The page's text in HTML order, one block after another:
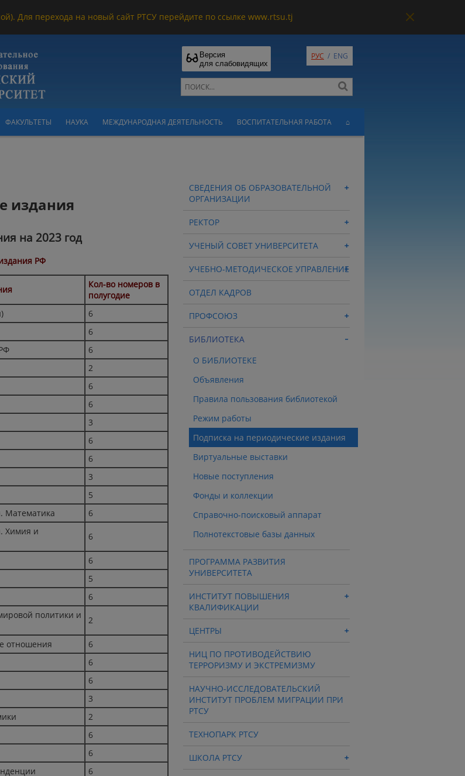
Для перехода на новый сайт РТСУ перейдите по ссылке www.rtsu.tj
Версия
для слабовидящих
РУС / ENG
ФАКУЛЬТЕТЫ НАУКА МЕЖДУНАРОДНАЯ ДЕЯТЕЛЬНОСТЬ ВОСПИТАТЕЛЬНАЯ РАБОТА ⌂
издания
на 2023 год
РФ
Кол-во номеров в
полугодие
6
6
6
2
6
6
3
6
6
3
5
Математика 6
Химия и
6
6
5
6
политики и
2
отношения
6
6
6
3
2
6
6
6
СВЕДЕНИЯ ОБ ОБРАЗОВАТЕЛЬНОЙ
ОРГАНИЗАЦИИ
РЕКТОР
УЧЕНЫЙ СОВЕТ УНИВЕРСИТЕТА
УЧЕБНО-МЕТОДИЧЕСКОЕ УПРАВЛЕНИЕ
ОТДЕЛ КАДРОВ
ПРОФСОЮЗ
БИБЛИОТЕКА
О БИБЛИОТЕКЕ
Объявления
Правила пользования библиотекой
Режим работы
Подписка на периодические издания
Виртуальные выставки
Новые поступления
Фонды и коллекции
Справочно-поисковый аппарат
Полнотекстовые базы данных
ПРОГРАММА РАЗВИТИЯ
УНИВЕРСИТЕТА
ИНСТИТУТ ПОВЫШЕНИЯ
КВАЛИФИКАЦИИ
ЦЕНТРЫ
НИЦ ПО ПРОТИВОДЕЙСТВИЮ
ТЕРРОРИЗМУ И ЭКСТРЕМИЗМУ
НАУЧНО-ИССЛЕДОВАТЕЛЬСКИЙ
ИНСТИТУТ ПРОБЛЕМ МИГРАЦИИ ПРИ
РТСУ
ТЕХНОПАРК РТСУ
ШКОЛА РТСУ